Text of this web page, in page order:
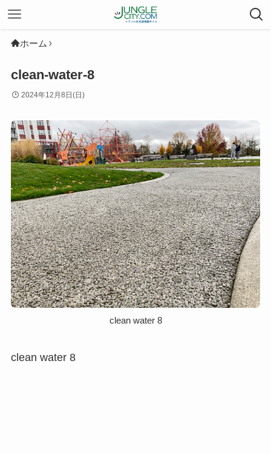
ホーム
clean-water-8
2024年12月8日(日)
clean water 8
clean water 8